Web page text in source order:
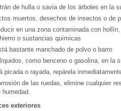
de hulla o savia de los árboles en la
muertos, desechos de insectos o de
en una zona contaminada con
o sustancias químicas
bastante manchado de polvo o barro
como benceno o gasolina, en la
picada o rayada, repárela
de las ruedas, elimine cualquier
humedad.
exteriores